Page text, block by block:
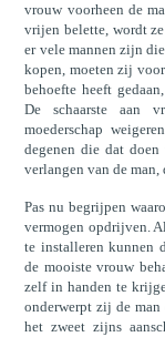
vrouw voorheen de
vrijen belette, wordt
er vele mannen zijn
kopen, moeten zij
behoefte heeft
De schaarste aan
moederschap
degenen die dat
verlangen van de man,
Pas nu begrijpen
vermogen opdrijven.
te installeren kunnen
de mooiste vrouw
zelf in handen te
onderwerpt zij de
het zweet zijns